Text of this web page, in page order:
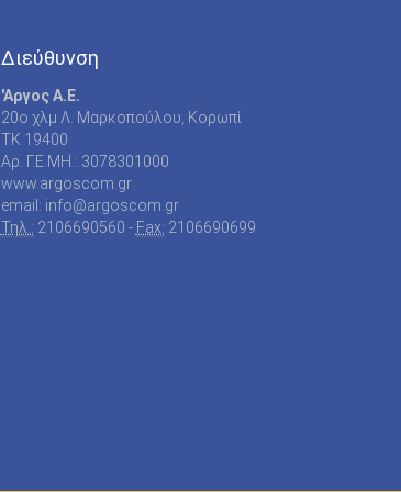
Διεύθυνση
'Αργος Α.Ε.
20o χλμ Λ. Μαρκοπούλου, Κορωπί
TK 19400
Αρ. Γ.Ε.ΜΗ.: 3078301000
www.argoscom.gr
email: info@argoscom.gr
Τηλ.: 2106690560 - Fax: 2106690699